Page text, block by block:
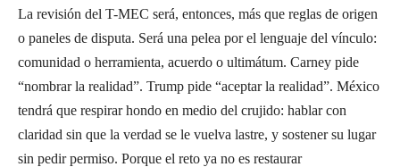
La revisión del T-MEC será, entonces, más que reglas de origen
o paneles de disputa. Será una pelea por el lenguaje del vínculo:
comunidad o herramienta, acuerdo o ultimátum. Carney pide
“nombrar la realidad”. Trump pide “aceptar la realidad”. México
tendrá que respirar hondo en medio del crujido: hablar con
claridad sin que la verdad se le vuelva lastre, y sostener su lugar
sin pedir permiso. Porque el reto ya no es restaurar